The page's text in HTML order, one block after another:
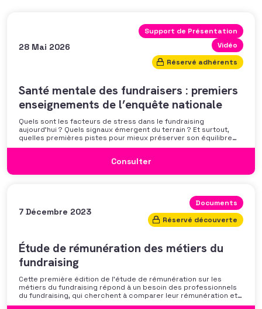
28 Mai 2026
Support de Présentation
Vidéo
Réservé adhérents
Santé mentale des fundraisers : premiers
enseignements de l’enquête nationale
Quels sont les facteurs de stress dans le fundraising
aujourd’hui ? Quels signaux émergent du terrain ? Et surtout,
quelles premières pistes pour mieux préserver son équilibre
professionnel ? L’AFF vous propose un webinaire pour découvrir
discussion autour des mécanismes
Consulter
7 Décembre 2023
Documents
Réservé découverte
Étude de rémunération des métiers du
fundraising
Cette première édition de l’étude de rémunération sur les
métiers du fundraising répond à un besoin des professionnels
du fundraising, qui cherchent à comparer leur rémunération et à
se positionner. Elle répond également à une préoccupation